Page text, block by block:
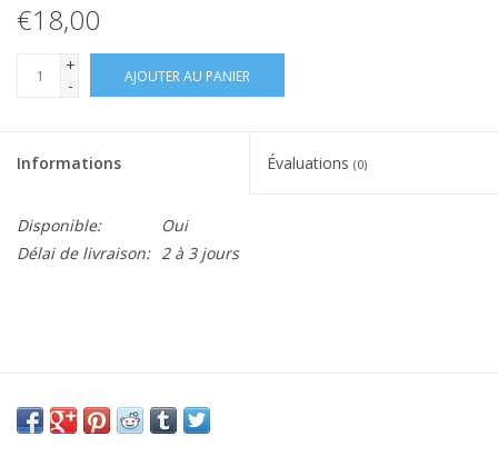
€18,00
+
-
AJOUTER AU PANIER
Informations Évaluations (0)
Disponible:
Oui
Délai de livraison: 2 à 3 jours